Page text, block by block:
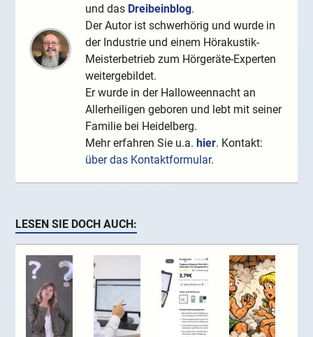
und das Dreibeinblog.
Der Autor ist schwerhörig und wurde in
der Industrie und einem Hörakustik-
Meisterbetrieb zum Hörgeräte-Experten
weitergebildet.
Er wurde in der Halloweennacht an
Allerheiligen geboren und lebt mit seiner
Familie bei Heidelberg.
Mehr erfahren Sie u.a. hier. Kontakt:
über das Kontaktformular.
LESEN SIE DOCH AUCH: